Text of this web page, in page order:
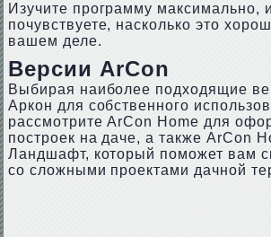
Изучите программу максимально,
почувствуете, насколько это
вашем деле.
Версии ArCon
Выбирая наиболее подходящие
Аркон для собственного
рассмотрите ArCon Home для
построек на даче, а также ArCon
Ландшафт, который поможет вам
со сложными проектами дачной